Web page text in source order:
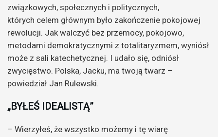
związkowych, społecznych i politycznych,
których celem głównym było zakończenie pokojowej
rewolucji. Jak walczyć bez przemocy, pokojowo,
metodami demokratycznymi z totalitaryzmem, wyniósł
może z sali katechetycznej. I udało się, odniósł
zwycięstwo. Polska, Jacku, ma twoją twarz –
powiedział Jan Rulewski.
„BYŁEŚ IDEALISTĄ”
– Wierzyłeś, że wszystko możemy i tę wiarę